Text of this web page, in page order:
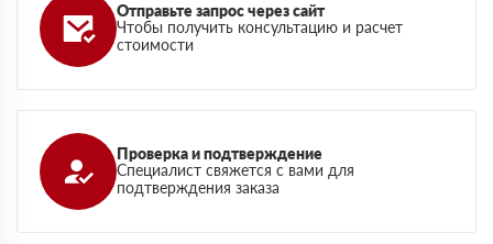
Отправьте запрос через сайт
Чтобы получить консультацию и расчет
стоимости
Проверка и подтверждение
Специалист свяжется с вами для
подтверждения заказа